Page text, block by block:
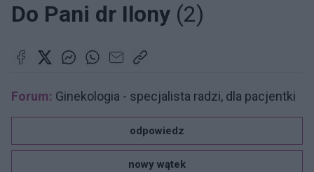
Do Pani dr Ilony (2)
Forum: Ginekologia - specjalista radzi, dla pacjentki
odpowiedz
nowy wątek